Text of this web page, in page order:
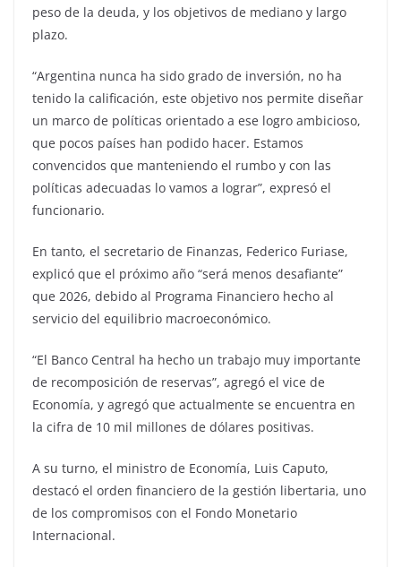
peso de la deuda, y los objetivos de mediano y largo
plazo.
“Argentina nunca ha sido grado de inversión, no ha
tenido la calificación, este objetivo nos permite diseñar
un marco de políticas orientado a ese logro ambicioso,
que pocos países han podido hacer. Estamos
convencidos que manteniendo el rumbo y con las
políticas adecuadas lo vamos a lograr”, expresó el
funcionario.
En tanto, el secretario de Finanzas, Federico Furiase,
explicó que el próximo año “será menos desafiante”
que 2026, debido al Programa Financiero hecho al
servicio del equilibrio macroeconómico.
“El Banco Central ha hecho un trabajo muy importante
de recomposición de reservas”, agregó el vice de
Economía, y agregó que actualmente se encuentra en
la cifra de 10 mil millones de dólares positivas.
A su turno, el ministro de Economía, Luis Caputo,
destacó el orden financiero de la gestión libertaria, uno
de los compromisos con el Fondo Monetario
Internacional.